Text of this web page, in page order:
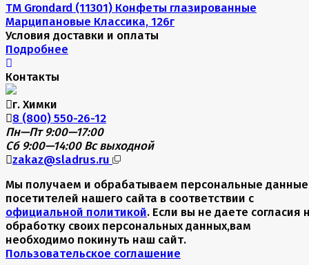
TM Grondard (11301) Конфеты глазированные
Марципановые Классика, 126г
Условия доставки и оплаты
Подробнее
Контакты
г. Химки
8 (800) 550-26-12
Пн—Пт 9:00—17:00
Сб 9:00—14:00 Вс выходной
zakaz@sladrus.ru
Мы получаем и обрабатываем персональные данные
посетителей нашего сайта в соответствии с
официальной политикой. Если вы не даете согласия
обработку своих персональных данных,вам
необходимо покинуть наш сайт.
Пользовательское соглашение